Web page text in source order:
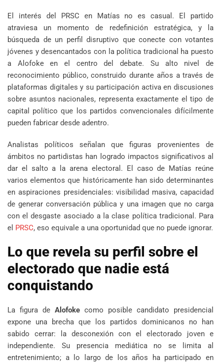
El interés del PRSC en Matías no es casual. El partido
atraviesa un momento de redefinición estratégica, y la
búsqueda de un perfil disruptivo que conecte con votantes
jóvenes y desencantados con la política tradicional ha puesto
a Alofoke en el centro del debate. Su alto nivel de
reconocimiento público, construido durante años a través de
plataformas digitales y su participación activa en discusiones
sobre asuntos nacionales, representa exactamente el tipo de
capital político que los partidos convencionales difícilmente
pueden fabricar desde adentro.
Analistas políticos señalan que figuras provenientes de
ámbitos no partidistas han logrado impactos significativos al
dar el salto a la arena electoral. El caso de Matías reúne
varios elementos que históricamente han sido determinantes
en aspiraciones presidenciales: visibilidad masiva, capacidad
de generar conversación pública y una imagen que no carga
con el desgaste asociado a la clase política tradicional. Para
el PRSC, eso equivale a una oportunidad que no puede ignorar.
Lo que revela su perfil sobre el
electorado que nadie está
conquistando
La figura de Alofoke como posible candidato presidencial
expone una brecha que los partidos dominicanos no han
sabido cerrar: la desconexión con el electorado joven e
independiente. Su presencia mediática no se limita al
entretenimiento; a lo largo de los años ha participado en